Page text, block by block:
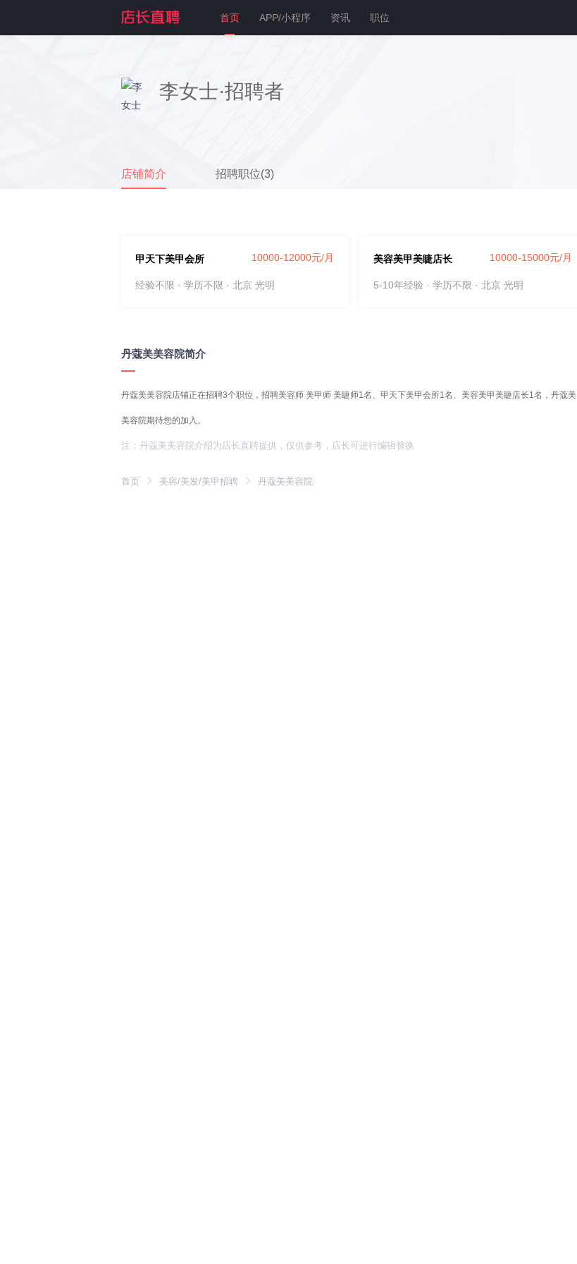
首页 APP/小程序 资讯 职位
李女士·招聘者
店铺简介 招聘职位(3)
10000-12000元/月
甲天下美甲会所
经验不限 · 学历不限 · 北京 光明
10000-15000元/月
美容美甲美睫店长
5-10年经验 · 学历不限 · 北京 光明
丹蔻美美容院简介
丹蔻美美容院店铺正在招聘3个职位，招聘美容师 美甲师 美睫师1名、甲天下美甲会所1名、美容美甲美睫店长1名，丹蔻美
美容院期待您的加入。
注：丹蔻美美容院介绍为店长直聘提供，仅供参考，店长可进行编辑替换
首页 美容/美发/美甲招聘 丹蔻美美容院